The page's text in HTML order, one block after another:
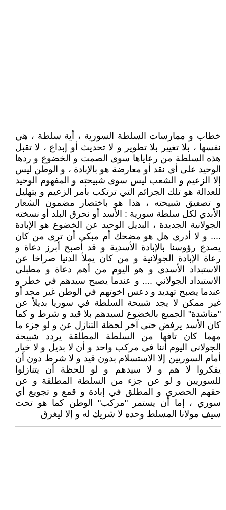
خطاب و ممارسات السلطة السورية ، أية سلطة ، هي
نفسها ، بلا تغيير بلا تطوير و لا تحديث أو إبداع ، لا تقبل
هذه السلطة من رعاياها سوى الصمت و الخضوع و ردها
الوحيد على أي نقد أو معارضة هو بالإبادة ، و الوطن ليس
إلا الزعيم و الشعب ليس سوى شبيحته و المفهوم الوحيد
للعدالة هو تلك الجرائم التي ترتكب بأمر الزعيم و بتهليل
و تصفيق شبيحته ، هذا هو باختصار مضمون الشعار
الأبدي لكل سلطة سورية : الأسد أو نحرق البلد أو نسخته
الجولانية الجديدة ، البديل الوحيد عن الخضوع هو الإبادة
.... و لا أدري هل هو مضحك أم مبكي أن ترى من كان
يصدع رؤوسنا بالإبادة الأسدية و قد أصبح أبرز دعاة و
رعاة الإبادة الجولانية و من كان يملأ الدنيا صراخا عن
الاستبداد الأسدي و هو اليوم من أهم دعاة و مطبلي
الاستبداد الجولاني .... و عندما يصبح سيدهم في خطر و
عندما يصبح تهديد و دعس اخوتهم في الوطن غير مجد أو
غير ممكن لا يجد شبيحة السلطة في سوريا بديلاً عن
"مناشدة" الجميع بالخضوع لسيدهم بلا قيد و شرط و كما
كان الأسد يرفض حتى آخر لحظة التنازل عن و لو جزء ما
مهما كان تافها من السلطة المطلقة يردد شبيحة
الجولاني اليوم أننا في مركب واحد و أن لا بديل و لا خيار
أمام السوريين إلا الاستسلام بدون قيد و لا شرط دون أن
يفكروا لا هم و لا سيدهم و لو للحظة أن يتنازلوا
للسوريين و لو عن جزء من السلطة المطلقة و عن
حقهم الحصري و المطلق في إبادة و قمع و تجويع أي
سوري ، إما أن يستمر "مركب" الوطن كما هو تحت
سيف مولانا المسلط وحده لا شريك له و إلا ليغرق